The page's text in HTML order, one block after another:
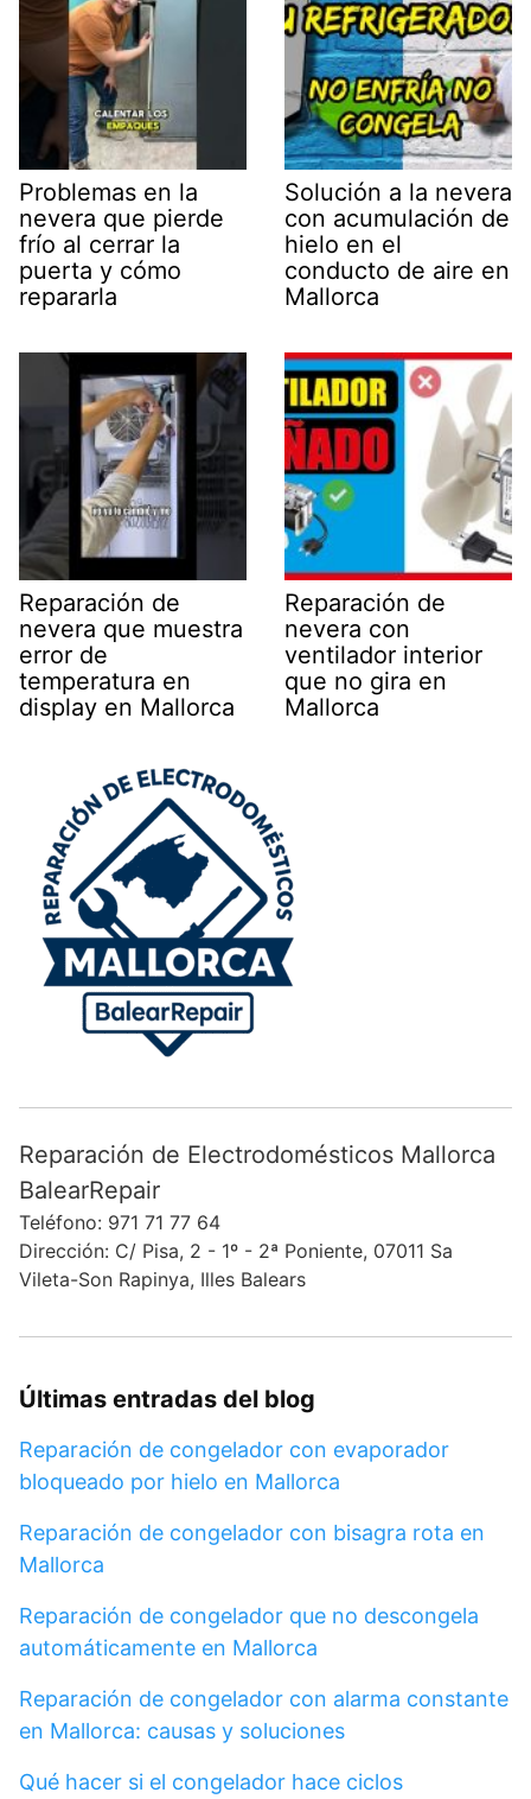
Problemas en la
nevera que pierde
frío al cerrar la
puerta y cómo
repararla
Solución a la nevera
con acumulación de
hielo en el
conducto de aire en
Mallorca
Reparación de
nevera que muestra
error de
temperatura en
display en Mallorca
Reparación de
nevera con
ventilador interior
que no gira en
Mallorca
Reparación de Electrodomésticos Mallorca
BalearRepair
Teléfono: 971 71 77 64
Dirección: C/ Pisa, 2 - 1º - 2ª Poniente, 07011 Sa
Vileta-Son Rapinya, Illes Balears
Últimas entradas del blog
Reparación de congelador con evaporador
bloqueado por hielo en Mallorca
Reparación de congelador con bisagra rota en
Mallorca
Reparación de congelador que no descongela
automáticamente en Mallorca
Reparación de congelador con alarma constante
en Mallorca: causas y soluciones
Qué hacer si el congelador hace ciclos